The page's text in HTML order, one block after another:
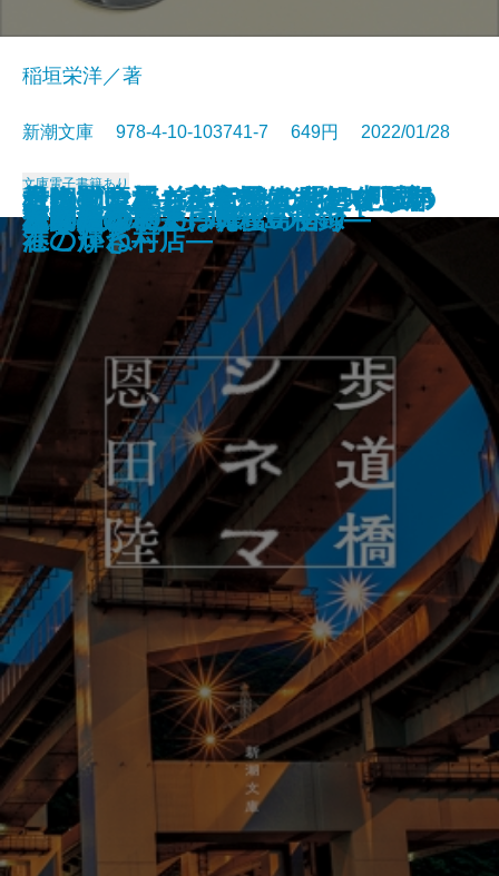
市塵〔下〕
君に勧む杯 文豪とアルケミスト
ノベライズ―case 井伏鱒二―
青銅の魔人―私立探偵 明智小五郎
―
もうすぐいなくなります―絶滅の
生物学―
同潤会代官山アパートメント
ボダ子
残りものには、過去がある
いかれころ
そのマンション、終の住処でいい
ですか？
一晩置いたカレーはなぜおいしい
のか―食材と料理のサイエンス―
稲垣栄洋／著
新潮文庫 978-4-10-103741-7 649円 2022/01/28
文庫電子書籍あり
歩道橋シネマ
決闘の辻
じじばばのるつぼ
冤罪法廷〔上〕
冤罪法廷〔下〕
コンビニ兄弟2―テンダネス門司
港こがね村店―
巫女島の殺人―呪殺島秘録―
この橋をわたって
根っこと翼―美智子さまという存
在の輝き―
あなたの右手は蜂蜜の香り